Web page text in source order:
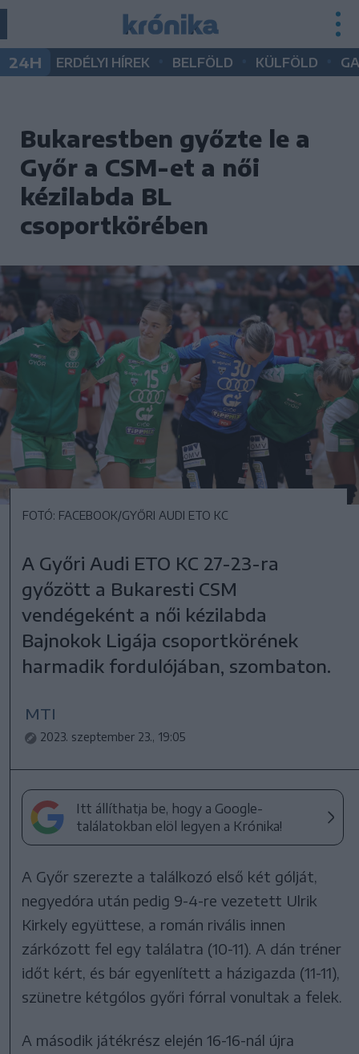
24H ERDÉLYI HÍREK BELFÖLD KÜLFÖLD
Bukarestben győzte le a
Győr a CSM-et a női
kézilabda BL
csoportkörében
FOTÓ: FACEBOOK/GYŐRI AUDI ETO KC
A Győri Audi ETO KC 27-23-ra
győzött a Bukaresti CSM
vendégeként a női kézilabda
Bajnokok Ligája csoportkörének
harmadik fordulójában, szombaton.
MTI
2023. szeptember 23., 19:05
Itt állíthatja be, hogy a Google-
találatokban elöl legyen a Krónika!
A Győr szerezte a találkozó első két gólját,
negyedóra után pedig 9-4-re vezetett Ulrik
Kirkely együttese, a román rivális innen
zárkózott fel egy találatra (10-11). A dán tréner
időt kért, és bár egyenlített a házigazda (11-11),
szünetre kétgólos győri fórral vonultak a felek.
A második játékrész elején 16-16-nál újra